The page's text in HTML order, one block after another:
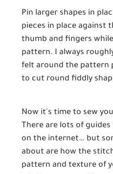
Pin larger shapes in
pieces in place against
thumb and fingers
pattern. I always
felt around the pattern
to cut round fiddly
Now it's time to sew
There are lots of
on the internet… but
about are how the
pattern and texture of